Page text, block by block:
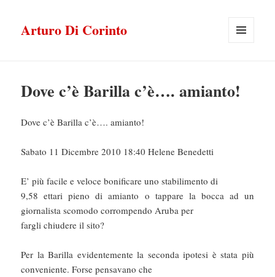
Arturo Di Corinto
Dove c’è Barilla c’è…. amianto!
Dove c’è Barilla c’è…. amianto!
Sabato 11 Dicembre 2010 18:40 Helene Benedetti
E’ più facile e veloce bonificare uno stabilimento di
9,58 ettari pieno di amianto o tappare la bocca ad un
giornalista scomodo corrompendo Aruba per
fargli chiudere il sito?
Per la Barilla evidentemente la seconda ipotesi è stata più
conveniente. Forse pensavano che